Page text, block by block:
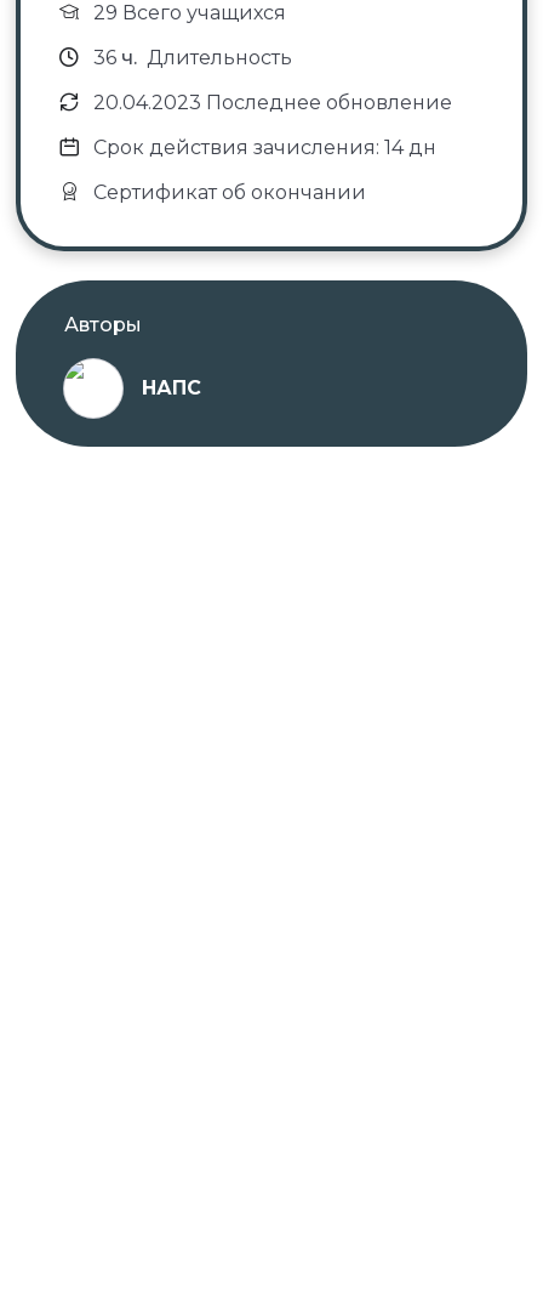
29 Всего учащихся
36ч. Длительность
20.04.2023 Последнее обновление
Срок действия зачисления: 14 дн
Сертификат об окончании
Авторы
НАПС